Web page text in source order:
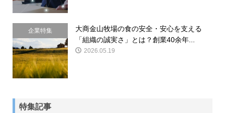
企業特集
大商金山牧場の食の安全・安心を支える
「組織の誠実さ」とは？創業40余年...
2026.05.19
特集記事